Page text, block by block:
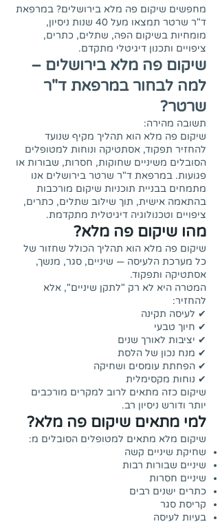
מחפשים שיקום פה מלא בירושלים? במרפאת
ד"ר שרטר תמצאו מעל 40 שנות ניסיון,
מומחיות בשיקום הפה, שתלים, כתרים,
ציפויים ותכנון דיגיטלי מתקדם.
שיקום פה מלא בירושלים –
למה לבחור במרפאת ד"ר
שרטר?
תשובה מהירה:
שיקום פה מלא הוא תהליך מקיף שנועד
להחזיר תפקוד, אסתטיקה ונוחות למטופלים
הסובלים משיניים שחוקות, חסרות, שבורות או
פגועות. במרפאת ד"ר שרטר בירושלים אנו
מתמחים בבניית תוכניות שיקום מורכבות
בהתאמה אישית, תוך שילוב שתלים, כתרים,
ציפויים וטכנולוגיה דיגיטלית מתקדמת.
מהו שיקום פה מלא?
שיקום פה מלא הוא תהליך הכולל שחזור של
כל מערכת הלעיסה — שיניים, סגר, מנשך,
אסתטיקה ותפקוד.
המטרה היא לא רק "לתקן שיניים", אלא
להחזיר:
✔ לעיסה תקינה
✔ חיוך טבעי
✔ יציבות לאורך שנים
✔ מנח נכון של הלסת
✔ הפחתת עומסים ושחיקה
✔ נוחות מקסימלית
שיקום כזה מתאים לרוב למקרים מורכבים
יותר ודורש ניסיון רב.
למי מתאים שיקום פה מלא?
שיקום מלא מתאים למטופלים הסובלים מ:
שחיקת שיניים קשה
שיניים שבורות רבות
שיניים חסרות
כתרים ישנים רבים
קריסת סגר
בעיות לעיסה